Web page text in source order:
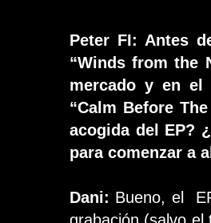
Peter FI: Antes
“Winds from the
mercado y en el
“Calm Before
acogida del EP?
para comenzar a
Dani: Bueno, el